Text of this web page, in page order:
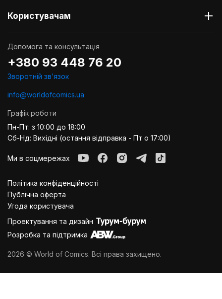
Користувачам
Допомога та консультація
+380 93 448 76 20
Зворотній звʼязок
info@worldofcomics.ua
Графік роботи
Пн-Пт: з 10:00 до 18:00
Сб-Нд: Вихідні (остання відправка - Пт о 17:00)
Ми в соцмережах
Політика конфіденційності
Публiчна оферта
Угода користувача
Проектування та дизайн
Розробка та підтримка
2026 © World of Comics. Всі права захищено.